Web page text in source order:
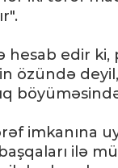
hesab edir
özündə
imkanına
ilə